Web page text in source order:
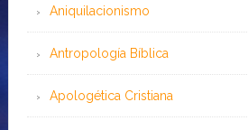
Aniquilacionismo
Antropología Bíblica
Apologética Cristiana